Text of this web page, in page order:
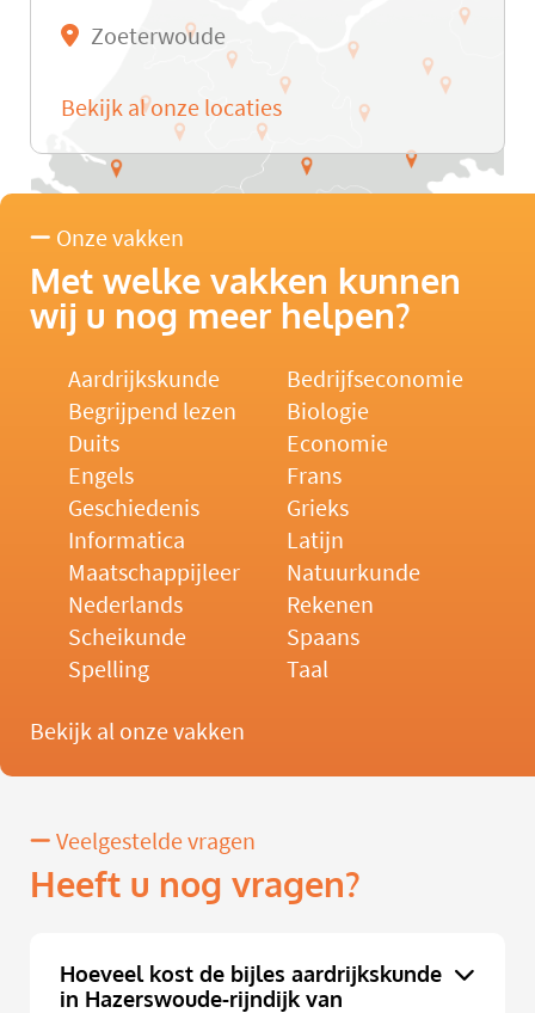
Zoeterwoude
Bekijk al onze locaties
Onze vakken
Met welke vakken kunnen
wij u nog meer helpen?
Aardrijkskunde
Bedrijfseconomie
Begrijpend lezen
Biologie
Duits
Economie
Engels
Frans
Geschiedenis
Grieks
Informatica
Latijn
Maatschappijleer
Natuurkunde
Nederlands
Rekenen
Scheikunde
Spaans
Spelling
Taal
Bekijk al onze vakken
Veelgestelde vragen
Heeft u nog vragen?
Hoeveel kost de bijles aardrijkskunde
in Hazerswoude-rijndijk van